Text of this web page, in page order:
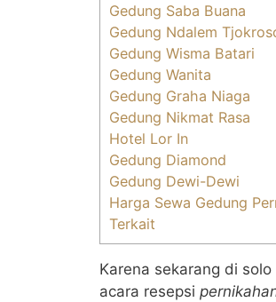
Gedung Saba Buana
Gedung Ndalem
Gedung Wisma Batari
Gedung Wanita
Gedung Graha Niaga
Gedung Nikmat Rasa
Hotel Lor In
Gedung Diamond
Gedung Dewi-Dewi
Harga Sewa Gedung
Terkait
Karena sekarang di
acara resepsi